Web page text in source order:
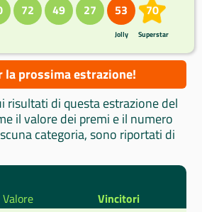
72 49 27 53
Jolly
70
Superstar
la prossima estrazione!
risultati di questa estrazione del
il valore dei premi e il numero
categoria, sono riportati di
Valore
Vincitori